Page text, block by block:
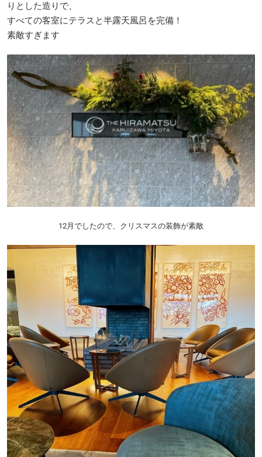
りとした造りで、
すべての客室にテラスと半露天風呂を完備！
素敵すぎます
12月でしたので、クリスマスの装飾が素敵